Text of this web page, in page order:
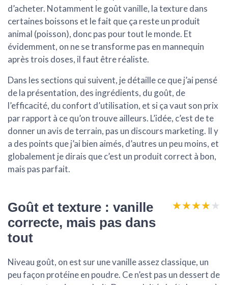
d’acheter. Notamment le goût vanille, la texture dans
certaines boissons et le fait que ça reste un produit
animal (poisson), donc pas pour tout le monde. Et
évidemment, on ne se transforme pas en mannequin
après trois doses, il faut être réaliste.
Dans les sections qui suivent, je détaille ce que j’ai pensé
de la présentation, des ingrédients, du goût, de
l’efficacité, du confort d’utilisation, et si ça vaut son prix
par rapport à ce qu’on trouve ailleurs. L’idée, c’est de te
donner un avis de terrain, pas un discours marketing. Il y
a des points que j’ai bien aimés, d’autres un peu moins, et
globalement je dirais que c’est un produit correct à bon,
mais pas parfait.
Goût et texture : vanille
correcte, mais pas dans
tout
★★★★★
★★★★★
Niveau goût, on est sur unevanille assez classique, un
peu façon protéine en poudre. Ce n’est pas un dessert de